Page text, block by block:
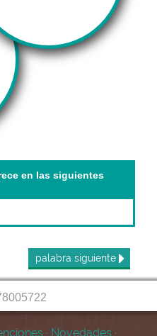
en las siguientes
palabra siguiente
· Novedades ·